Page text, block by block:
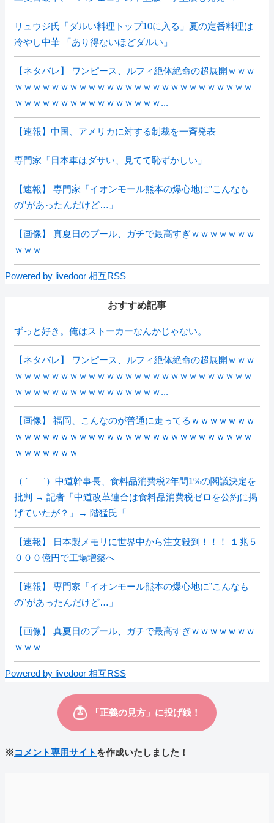
リュウジ氏「ダルい料理トップ10に入る」夏の定番料理は
冷やし中華 「あり得ないほどダルい」
【ネタバレ】 ワンピース、ルフィ絶体絶命の超展開ｗｗｗ
ｗｗｗｗｗｗｗｗｗｗｗｗｗｗｗｗｗｗｗｗｗｗｗｗｗｗ
ｗｗｗｗｗｗｗｗｗｗｗｗｗｗｗｗ...
【速報】中国、アメリカに対する制裁を一斉発表
専門家「日本車はダサい、見てて恥ずかしい」
【速報】 専門家「イオンモール熊本の爆心地に”こんなも
の”があったんだけど…」
【画像】 真夏日のプール、ガチで最高すぎｗｗｗｗｗｗｗ
ｗｗｗ
Powered by livedoor 相互RSS
おすすめ記事
ずっと好き。俺はストーカーなんかじゃない。
【ネタバレ】 ワンピース、ルフィ絶体絶命の超展開ｗｗｗ
ｗｗｗｗｗｗｗｗｗｗｗｗｗｗｗｗｗｗｗｗｗｗｗｗｗｗ
ｗｗｗｗｗｗｗｗｗｗｗｗｗｗｗｗ...
【画像】 福岡、こんなのが普通に走ってるｗｗｗｗｗｗｗ
ｗｗｗｗｗｗｗｗｗｗｗｗｗｗｗｗｗｗｗｗｗｗｗｗｗｗ
ｗｗｗｗｗｗｗ
（ ´_ゝ`）中道幹事長、食料品消費税2年間1%の閣議決定を
批判 → 記者「中道改革連合は食料品消費税ゼロを公約に掲
げていたが？」→ 階猛氏「
【速報】 日本製メモリに世界中から注文殺到！！！ １兆５
０００億円で工場増築へ
【速報】 専門家「イオンモール熊本の爆心地に”こんなも
の”があったんだけど…」
【画像】 真夏日のプール、ガチで最高すぎｗｗｗｗｗｗｗ
ｗｗｗ
Powered by livedoor 相互RSS
※コメント専用サイト を作成いたしました！